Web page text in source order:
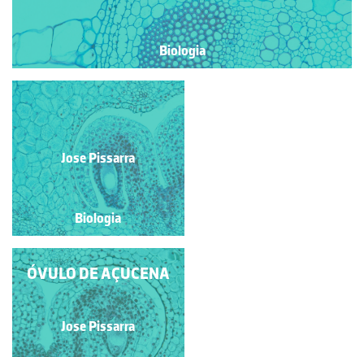
Biologia
ENDOMICORRIZA -
PORMENOR
Jose Pissarra
Biologia
Jose Pissarra
Biologia
ÓVULO IMATURO DE
AÇUCENA
Jose Pissarra
ÓVULO DE AÇUCENA
Jose Pissarra